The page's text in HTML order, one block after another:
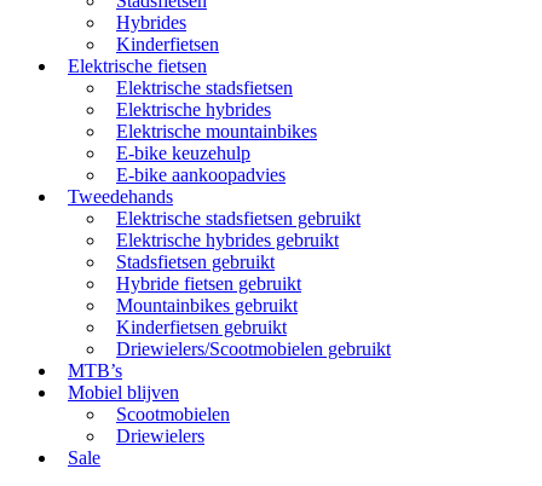
Hybrides
Kinderfietsen
Elektrische fietsen
Elektrische stadsfietsen
Elektrische hybrides
Elektrische mountainbikes
E-bike keuzehulp
E-bike aankoopadvies
Tweedehands
Elektrische stadsfietsen gebruikt
Elektrische hybrides gebruikt
Stadsfietsen gebruikt
Hybride fietsen gebruikt
Mountainbikes gebruikt
Kinderfietsen gebruikt
Driewielers/Scootmobielen gebruikt
MTB’s
Mobiel blijven
Scootmobielen
Driewielers
Sale